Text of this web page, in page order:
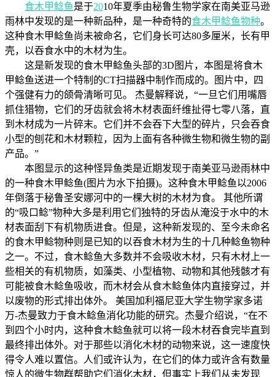
食木甲鲶鱼是于2010年夏季由秘鲁生物学家在南美亚马逊
雨林中发现的是一种新品种，是一种奇特的食木甲鲶鱼物种。
这种食木甲鲶鱼尚未被命名，它们身长可达80多厘米，长有甲
壳，以吞食水中的木材为生。
这是新发现的食木甲鲶鱼头部的3D图片，本图是将食木
甲鲶鱼送进一个特制的CT扫描器中制作而成的。图片中，四
个强健有力的颌骨清晰可见。 杰曼解释说，“一旦它们用嘴唇
抓住猎物，它们的牙齿就会将木材表面纤维扯得七零八落，直
到木材成为一片碎末。它们并不会吞下大型的碎片，只会吞食
小型的刨花和木材颗粒，因为上面有各种微生物和微生物的副
产品。”
本图显示的这种怪异鱼类是近期发现于南美亚马逊雨林中
的一种食木甲鲶鱼(图片为水下拍摄)。这种食木甲鲶鱼以2006
年倒落于秘鲁圣安娜河中的一棵大树的木材为食。 其他所谓
的“吸口鲶”物种大多是利用它们独特的牙齿从淹没于水中的木
材表面刮下有机物质进食。但是，这种新发现的、至今未命名
的食木甲鲶物种则是已知的以吞食木材为生的十几种鲶鱼物种
之一。不过，食木鲶鱼大多数并不会吸收木材，只有木材上一
些相关的有机物质，如藻类、小型植物、动物和其他残骸才有
可能被食木鲶鱼吸收，而木材会从食木鲶鱼体内直接穿过，并
以废物的形式排出体外。 美国加利福尼亚大学生物学家多诺
万-杰曼致力于食木鲶鱼消化功能的研究。杰曼介绍说，“在不
到四个小时内，这种食木鲶鱼就可以将一段木材吞食完毕直到
最终排出体外。对于那些以消化木材的动物来说，这一速度快
得令人难以置信。人们或许认为，在它们的体力或许含有数量
惊人的微生物群帮助它们消化木材，但事实上我们从未发现